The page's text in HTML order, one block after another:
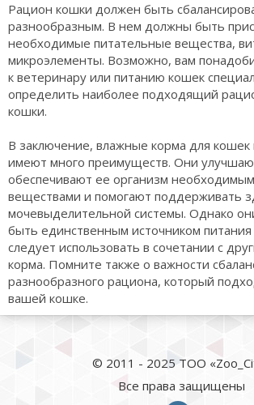
Рацион кошки должен быть
разнообразным. В нем должны быть
необходимые питательные вещества,
микроэлементы. Возможно, вам
к ветеринару или питанию кошек
определить наиболее подходящий
кошки.
В заключение, влажные корма для
имеют много преимуществ. Они
обеспечивают ее организм
веществами и помогают поддерживать
мочевыделительной системы. Однако
быть единственным источником
следует использовать в сочетании с
корма. Помните также о важности
разнообразного рациона, который
вашей кошке.
© 2011 - 2025 ТОО
Все права защищены